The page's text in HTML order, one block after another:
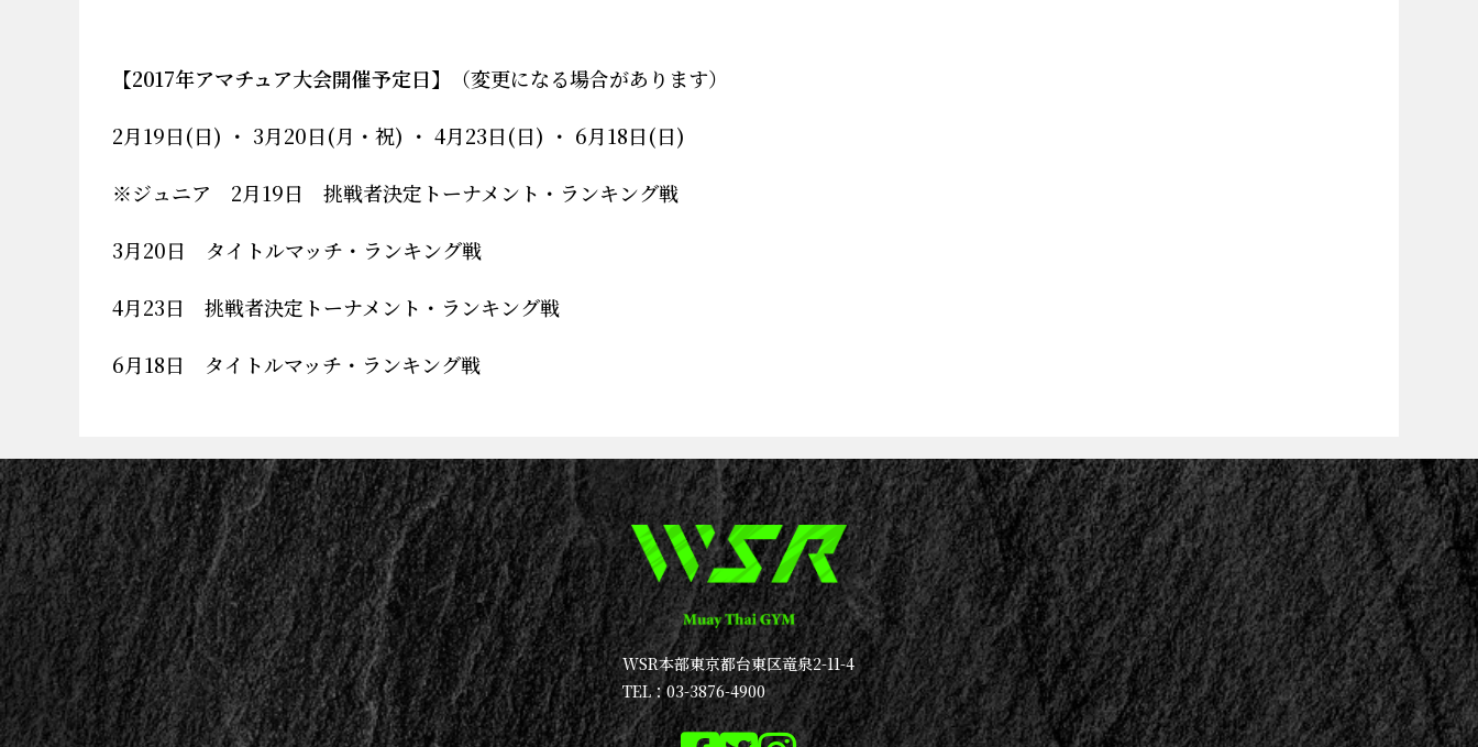
【2017年アマチュア大会開催予定日】
（変更になる場合があります）
2月19日(日) ・ 3月20日(月・祝) ・ 4月23日(日) ・ 6月18日(日)
※ジュニア 2月19日 挑戦者決定トーナメント・ランキング戦
3月20日 タイトルマッチ・ランキング戦
4月23日 挑戦者決定トーナメント・ランキング戦
6月18日 タイトルマッチ・ランキング戦
WSR本部東京都台東区竜泉2-11-4
TEL：03-3876-4900